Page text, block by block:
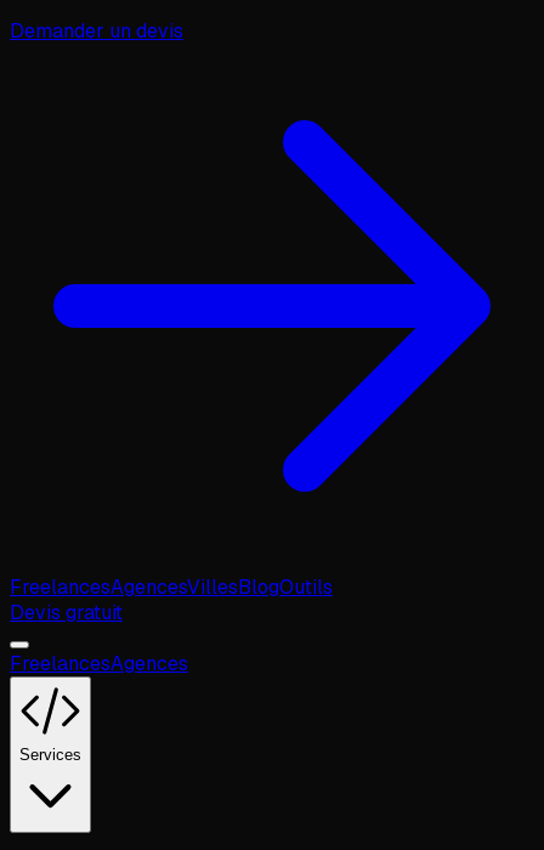
Demander un devis
FreelancesAgencesVillesBlogOutils
Devis gratuit
FreelancesAgences
Services